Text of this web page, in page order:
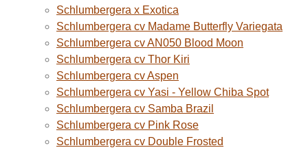
Schlumbergera x Exotica
Schlumbergera cv Madame Butterfly Variegata
Schlumbergera cv AN050 Blood Moon
Schlumbergera cv Thor Kiri
Schlumbergera cv Aspen
Schlumbergera cv Yasi - Yellow Chiba Spot
Schlumbergera cv Samba Brazil
Schlumbergera cv Pink Rose
Schlumbergera cv Double Frosted